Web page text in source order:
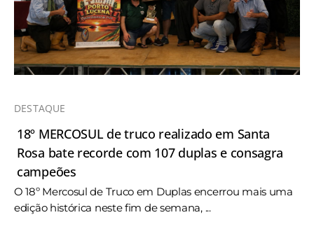
DESTAQUE
18º MERCOSUL de truco realizado em Santa
Rosa bate recorde com 107 duplas e consagra
campeões
O 18º Mercosul de Truco em Duplas encerrou mais uma
edição histórica neste fim de semana, ...